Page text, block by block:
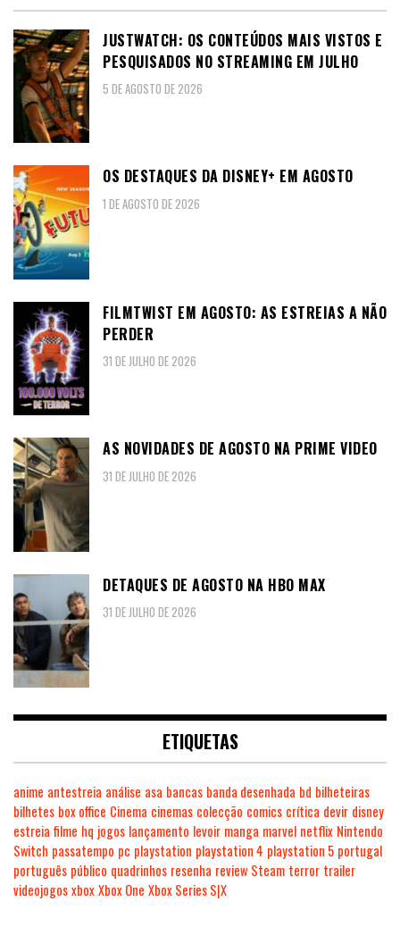
JUSTWATCH: OS CONTEÚDOS MAIS VISTOS E
PESQUISADOS NO STREAMING EM JULHO
5 DE AGOSTO DE 2026
OS DESTAQUES DA DISNEY+ EM AGOSTO
1 DE AGOSTO DE 2026
FILMTWIST EM AGOSTO: AS ESTREIAS A NÃO
PERDER
31 DE JULHO DE 2026
AS NOVIDADES DE AGOSTO NA PRIME VIDEO
31 DE JULHO DE 2026
DETAQUES DE AGOSTO NA HBO MAX
31 DE JULHO DE 2026
ETIQUETAS
anime antestreia análise asa bancas banda desenhada bd bilheteiras
bilhetes box office Cinema cinemas colecção comics crítica devir disney
estreia filme hq jogos lançamento levoir manga marvel netflix Nintendo
Switch passatempo pc playstation playstation 4 playstation 5 portugal
português público quadrinhos resenha review Steam terror trailer
videojogosxboxXbox One Xbox Series S|X